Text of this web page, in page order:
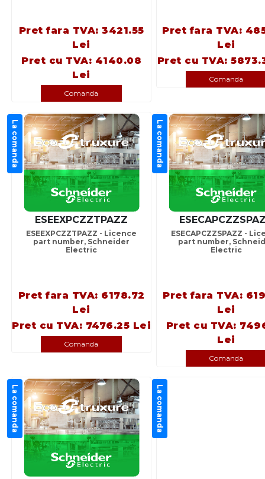
Pret fara TVA: 3421.55
Lei
Pret cu TVA: 4140.08
Lei
Comanda
Pret fara TVA:
Lei
Pret cu TVA:
Comanda
La comanda
ESEEXPCZZTPAZZ
ESEEXPCZZTPAZZ - Licence
part number, Schneider
Electric
Pret fara TVA: 6178.72
Lei
Pret cu TVA: 7476.25 Lei
Comanda
La comanda
ESECAPCZZSPAZZ -
part number,
Electric
Pret fara TVA:
Lei
Pret cu TVA:
Lei
Comanda
La comanda La comanda